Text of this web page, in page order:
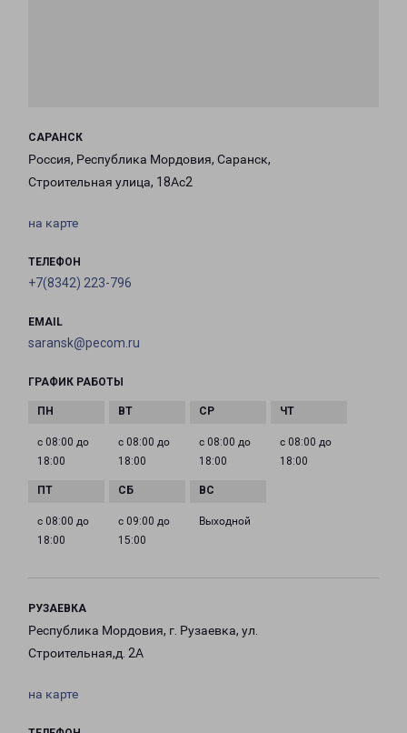
САРАНСК
Россия, Республика Мордовия, Саранск,
Строительная улица, 18Ас2
на карте
ТЕЛЕФОН
+7(8342) 223-796
EMAIL
saransk@pecom.ru
ГРАФИК РАБОТЫ
с 08:00 до
18:00
с 08:00 до
18:00
с 08:00 до
18:00
с 08:00 до
18:00
с 08:00 до
18:00
с 09:00 до
15:00
Выходной
РУЗАЕВКА
Республика Мордовия, г. Рузаевка, ул.
Строительная,д. 2А
на карте